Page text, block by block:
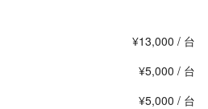
¥13,000 / 台
¥5,000 / 台
¥5,000 / 台